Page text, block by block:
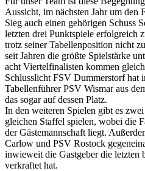
Aussicht, im nächsten Jahr um den
Sieg auch einen gehörigen Schuss
letzten drei Punktspiele erfolgreich
trotz seiner Tabellenposition nicht
seit Jahren die größte Spielstärke
acht Viertelfinalisten kommen
Schlusslicht FSV Dummerstorf hat
Tabellenführer PSV Wismar aus
das sogar auf dessen Platz.
In den weiteren Spielen gibt es
gleichen Staffel spielen, wobei die
der Gästemannschaft liegt.
Carlow und PSV Rostock
inwieweit die Gastgeber die letzten
verkraftet hat.